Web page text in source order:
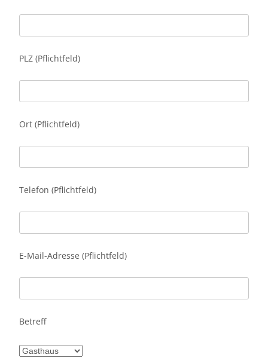
PLZ (Pflichtfeld)
Ort (Pflichtfeld)
Telefon (Pflichtfeld)
E-Mail-Adresse (Pflichtfeld)
Betreff